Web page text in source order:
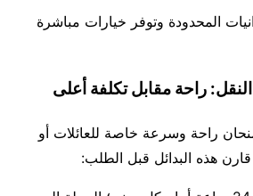
المحدودة وتوفر خيارات مباشرة
راحة مقابل تكلفة أعلى
راحة وسرعة خاصة للعائلات أو
هذه البدائل قبل الطلب: